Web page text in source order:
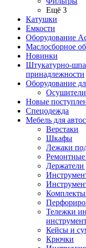
Ещё 3
Катушки
Емкости
Оборудование
Маслосборное
Новинки
Штукатурно-
принадлежности
Оборудование
Осушители
Новые
Спецодежда
Мебель для
Верстаки
Шкафы
Лежаки
Ремонтные
Держатели
Тележки
Кейсы и
Крючки